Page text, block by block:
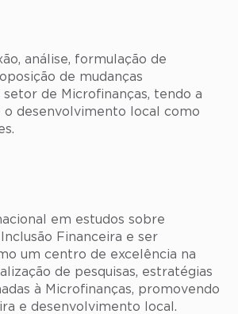
análise, formulação de
de mudanças
de Microfinanças, tendo a
o desenvolvimento local como
em estudos sobre
Financeira e ser
um centro de excelência na
de pesquisas, estratégias
à Microfinanças, promovendo
e desenvolvimento local.